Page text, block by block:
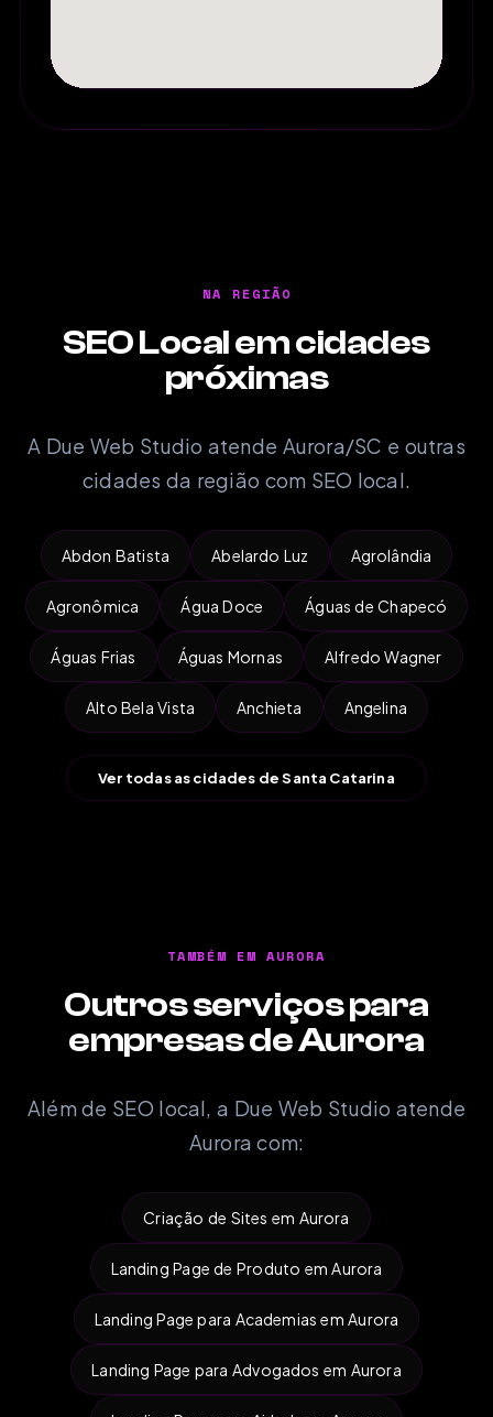
NA REGIÃO
SEO Local em cidades
próximas
A Due Web Studio atende Aurora/SC e outras
cidades da região com SEO local.
Abdon Batista Abelardo Luz Agrolândia
Agronômica Água Doce Águas de Chapecó
Águas Frias Águas Mornas Alfredo Wagner
Alto Bela Vista Anchieta Angelina
Ver todas as cidades de Santa Catarina
TAMBÉM EM AURORA
Outros serviços para
empresas de Aurora
Além de SEO local, a Due Web Studio atende
Aurora com:
Criação de Sites em Aurora
Landing Page de Produto em Aurora
Landing Page para Academias em Aurora
Landing Page para Advogados em Aurora